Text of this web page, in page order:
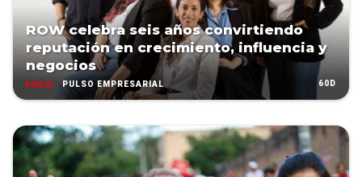
ROW celebra seis años convirtiendo
reputación en crecimiento, influencia y
negocios
PULSO EMPRESARIAL 60D